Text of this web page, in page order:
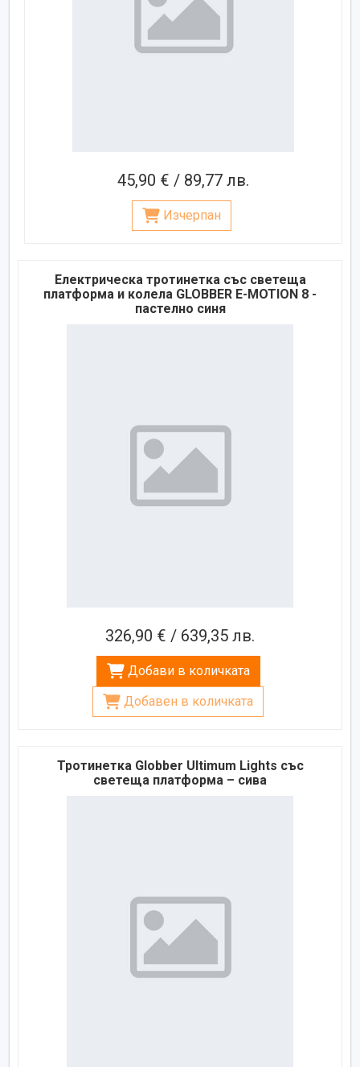
45,90 € / 89,77 лв.
Изчерпан
Електрическа тротинетка със светеща
платформа и колела GLOBBER E-MOTION 8 -
пастелно синя
326,90 € / 639,35 лв.
Добави в количката
Добавен в количката
Тротинетка Globber Ultimum Lights със
светеща платформа – сива